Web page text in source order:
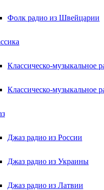
Фолк радио из Швейцарии
Классическо-музыкальное
Классическо-музыкальное
Джаз радио из России
Джаз радио из Украины
Джаз радио из Латвии